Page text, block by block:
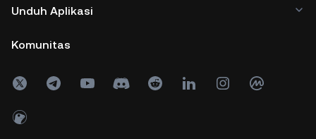
Unduh Aplikasi
Komunitas